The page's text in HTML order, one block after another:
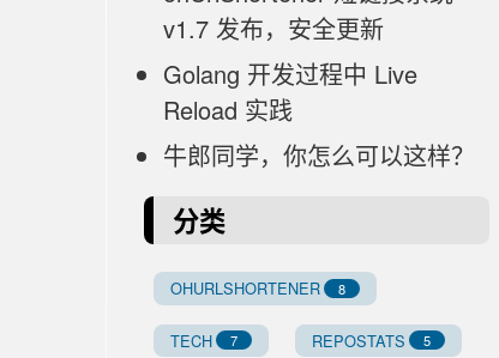
v1.7 发布，安全更新
Golang 开发过程中 Live
Reload 实践
牛郎同学，你怎么可以这样？
分类
OHURLSHORTENER 8
TECH 7 REPOSTATS 5